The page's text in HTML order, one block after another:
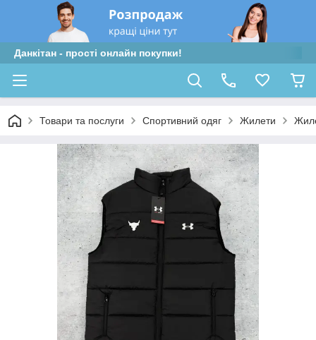
Данкітан - прості онлайн покупки!
Товари та послуги Спортивний одяг Жилети